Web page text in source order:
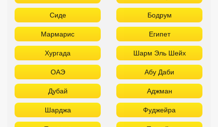
Шарджа Фуджейра
Таиланд Паттайя
Самуй Краби
Као Лак Пхукет
Вьетнам Нячанг
Фантьет Фукуок